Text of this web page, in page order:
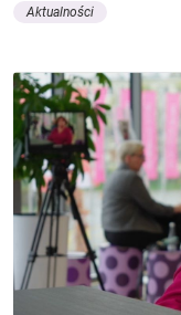
Aktualności